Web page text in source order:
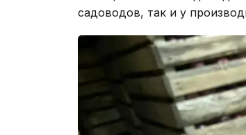
садоводов, так и у